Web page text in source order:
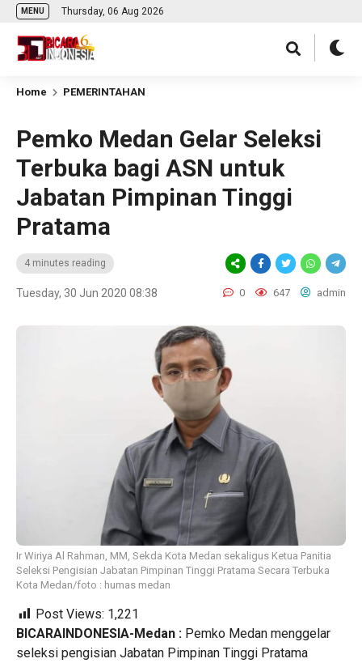
MENU Thursday, 06 Aug 2026
Home PEMERINTAHAN
Pemko Medan Gelar Seleksi
Terbuka bagi ASN untuk
Jabatan Pimpinan Tinggi
Pratama
4 minutes reading
Tuesday, 30 Jun 2020 08:38 0 647 admin
Ir Wiriya Al Rahman, MM, Sekda Kota Medan sekaligus Ketua Panitia
Seleksi Pengisian Jabatan Pimpinan Tinggi Pratama Secara Terbuka
Kota Medan/foto : humas medan
Post Views: 1,221
BICARAINDONESIA-Medan : Pemko Medan menggelar
seleksi pengisian Jabatan Pimpinan Tinggi Pratama